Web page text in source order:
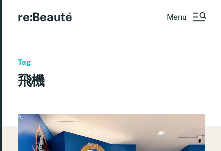
re:Beauté Menu
Tag
飛機